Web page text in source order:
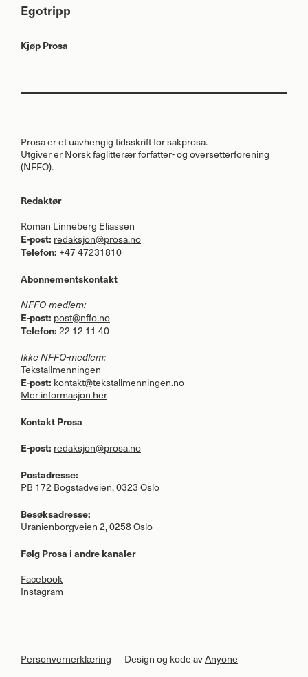
Egotripp
Kjøp Prosa
Prosa er et uavhengig tidsskrift for sakprosa.
Utgiver er Norsk faglitterær forfatter- og oversetterforening
(NFFO).
Redaktør
Roman Linneberg Eliassen
E-post: redaksjon@prosa.no
Telefon: +47 47231810
Abonnementskontakt
NFFO-medlem:
E-post: post@nffo.no
Telefon: 22 12 11 40
IkkeNFFO-medlem:
Tekstallmenningen
E-post: kontakt@tekstallmenningen.no
Mer informasjon her
Kontakt Prosa
E-post: redaksjon@prosa.no
Postadresse:
PB 172 Bogstadveien, 0323 Oslo
Besøksadresse:
Uranienborgveien 2, 0258 Oslo
Følg Prosa i andre kanaler
Facebook
Instagram
Personvernerklæring Design og kode avAnyone